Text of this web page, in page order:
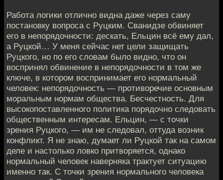
Работа логики отлично видна даже через саму
постановку вопроса с Руцким. Сванидзе обвиняет
его в непорядочности: дескать, Ельцин всё ему дал,
а Руцкой… У меня сейчас нет цели защищать
Руцкого, но по его словам было видно, что он
воспринял обвинение в непорядочности в том же
ключе, в котором воспринимает его нормальный
человек: непорядочность — противоречие основным
моральным нормам общества. Бесчестность. Для
высокопоставленного политика порядочно следовать
общественным интересам. Ельцин, — с точки
зрения Руцкого, — им не следовал, оттуда возник
конфликт. Я не знаю, думает ли Руцкой так на самом
деле и настолько ловко притворяется, однако
нормальный человек наверняка трактует ситуацию
именно так. С точки зрения нормального человека